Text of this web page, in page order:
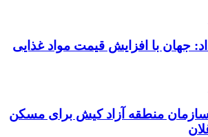
جهان با افزایش قیمت مواد غذایی
منطقه آزاد کیش برای مسکن